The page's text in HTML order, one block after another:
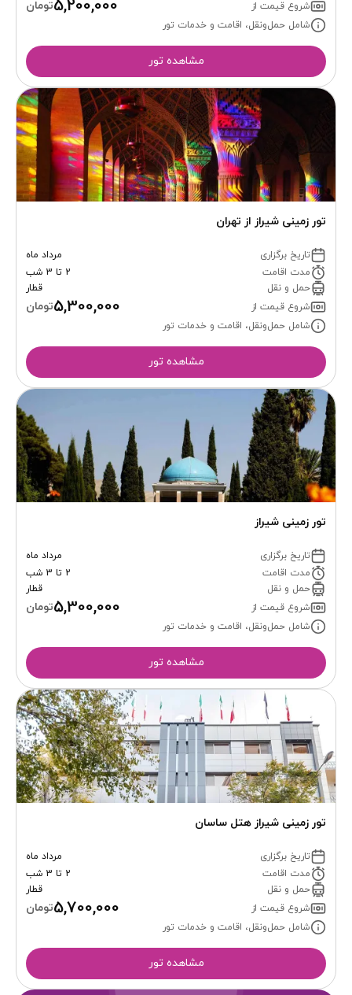
شروع قیمت از
5,200,000تومان
شامل حمل‌ونقل، اقامت و خدمات تور
مشاهده تور
تور زمینی شیراز از تهران
تاریخ برگزاری
مرداد ماه
مدت اقامت
2 تا 3 شب
حمل و نقل
قطار
شروع قیمت از
5,300,000تومان
شامل حمل‌ونقل، اقامت و خدمات تور
مشاهده تور
تور زمینی شیراز
تاریخ برگزاری
مرداد ماه
مدت اقامت
2 تا 3 شب
حمل و نقل
قطار
شروع قیمت از
5,300,000تومان
شامل حمل‌ونقل، اقامت و خدمات تور
مشاهده تور
تور زمینی شیراز هتل ساسان
تاریخ برگزاری
مرداد ماه
مدت اقامت
2 تا 3 شب
حمل و نقل
قطار
شروع قیمت از
5,700,000تومان
شامل حمل‌ونقل، اقامت و خدمات تور
مشاهده تور